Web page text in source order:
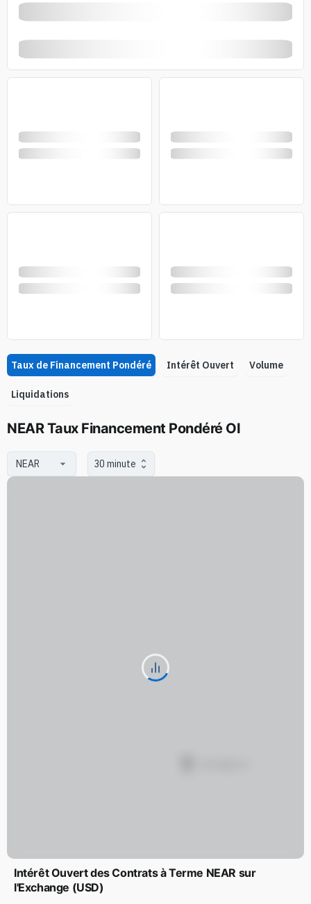
Taux de Financement Pondéré Intérêt Ouvert Volume
Liquidations
NEAR Taux Financement Pondéré OI
30 minute
Intérêt Ouvert des Contrats à Terme NEAR sur
l'Exchange (USD)